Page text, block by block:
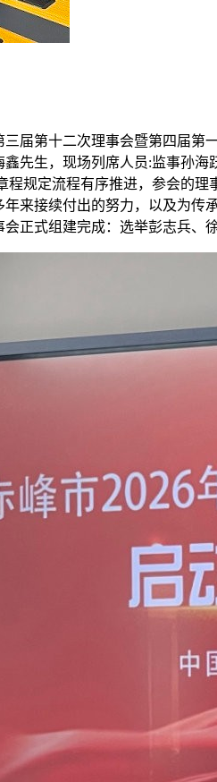
届第十二次理事会暨第四届
先生，现场列席人员:监事孙
规定流程有序推进，参会的
来接续付出的努力，以及为
正式组建完成：选举彭志兵、